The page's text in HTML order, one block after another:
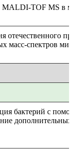
MALDI-TOF MS в
отечественного
масс-спектров
бактерий с